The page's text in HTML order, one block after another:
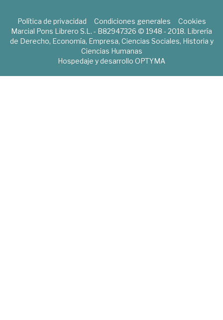
Política de privacidad Condiciones generales
Cookies
Marcial Pons Librero S.L. - B82947326 © 1948 - 2018. Librería
de Derecho, Economía, Empresa, Ciencias Sociales, Historia y
Ciencias Humanas
Hospedaje y desarrollo OPTYMA